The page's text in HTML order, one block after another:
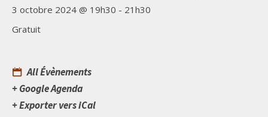
3 octobre 2024 @ 19h30 - 21h30
Gratuit
All Évènements
+ Google Agenda
+ Exporter vers iCal